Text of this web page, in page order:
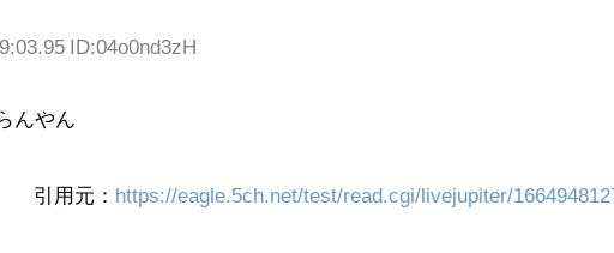
ID:04o0nd3zH
んやん
引用元： https://eagle.5ch.net/test/read.cgi/livejupiter/